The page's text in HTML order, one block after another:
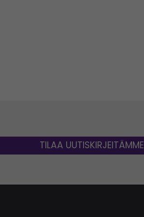
TILAA UUTISKIRJEITÄMME